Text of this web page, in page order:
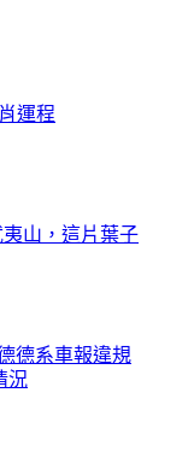
運程
山，這片葉子
德系車報違規
況